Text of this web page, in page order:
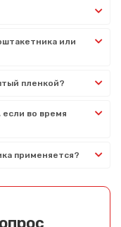
или
пленкой?
во время
применяется?